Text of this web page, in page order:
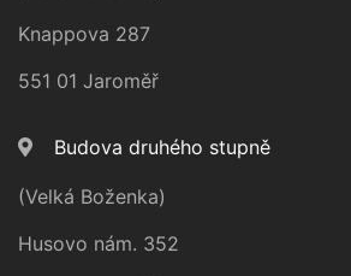
Knappova 287
551 01 Jaroměř
Budova druhého stupně
(Velká Boženka)
Husovo nám. 352